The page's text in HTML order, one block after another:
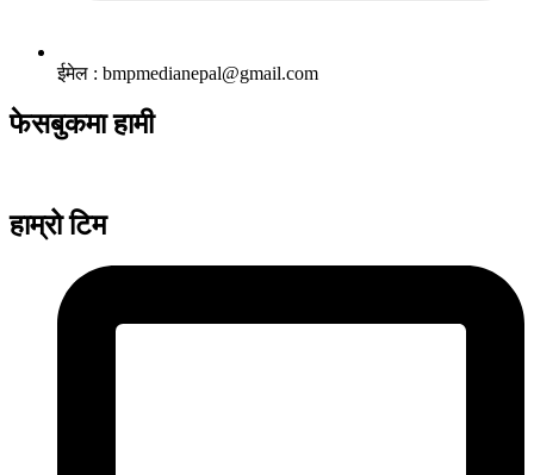
ईमेल : bmpmedianepal@gmail.com
फेसबुकमा हामी
हाम्रो टिम